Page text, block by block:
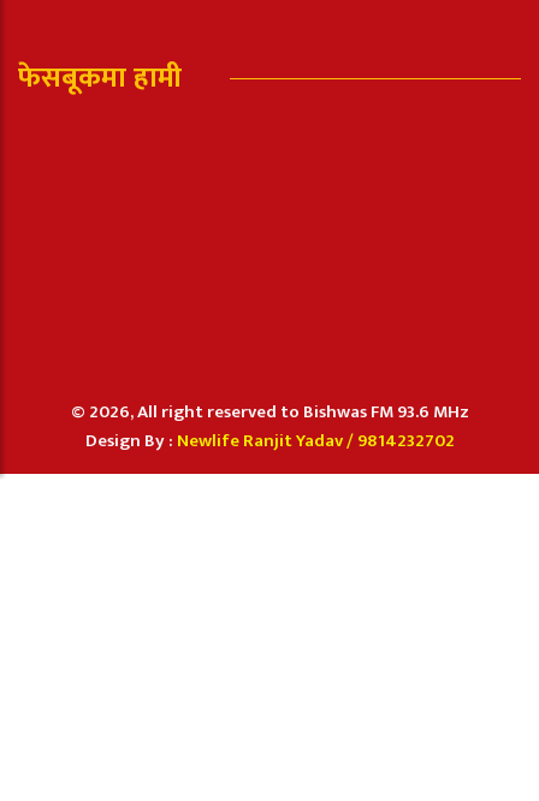
फेसबूकमा हामी
© 2026, All right reserved to Bishwas FM 93.6 MHz
Design By : Newlife Ranjit Yadav /9814232702